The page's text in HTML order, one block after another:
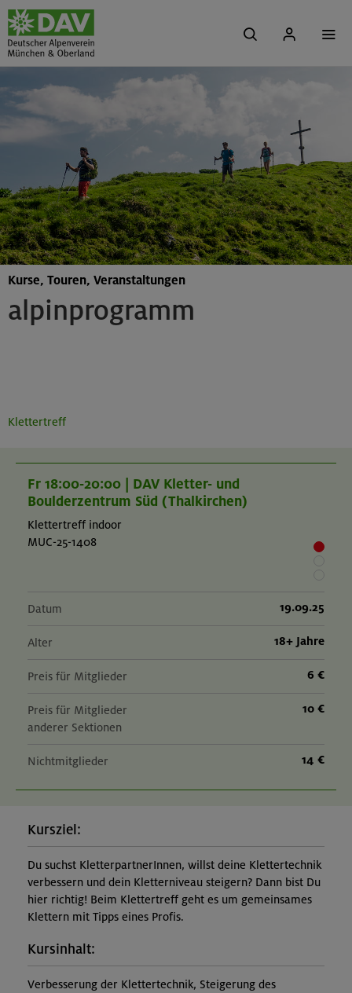
alpinprogramm
Kurse, Touren, Veranstaltungen
Klettertreff
Fr 18:00-20:00 | DAV Kletter- und
Boulderzentrum Süd (Thalkirchen)
Klettertreff indoor
MUC-25-1408
Datum 19.09.25
Alter 18+ Jahre
Preis für Mitglieder 6 €
Preis für Mitglieder
anderer Sektionen
10 €
Nichtmitglieder 14 €
Kursziel:
Du suchst KletterpartnerInnen, willst deine Klettertechnik
verbessern und dein Kletterniveau steigern? Dann bist Du
hier richtig! Beim Klettertreff geht es um gemeinsames
Klettern mit Tipps eines Profis.
Kursinhalt:
Verbesserung der Klettertechnik, Steigerung des